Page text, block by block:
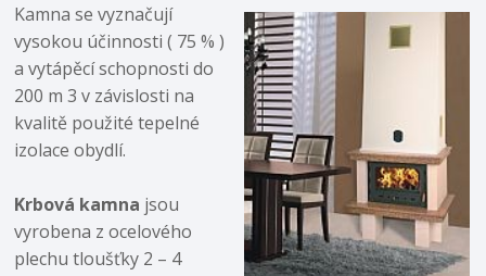
Kamna se vyznačují
vysokou účinnosti ( 75 % )
a vytápěcí schopnosti do
200 m 3 v závislosti na
kvalitě použité tepelné
izolace obydlí.
Krbová kamna jsou
vyrobena z ocelového
plechu tloušťky 2 – 4